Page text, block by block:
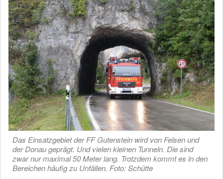
Das Einsatzgebiet der FF Gutenstein wird von Felsen und
der Donau geprägt. Und vielen kleinen Tunneln. Die sind
zwar nur maximal 50 Meter lang. Trotzdem kommt es in den
Bereichen häufig zu Unfällen. Foto: Schütte